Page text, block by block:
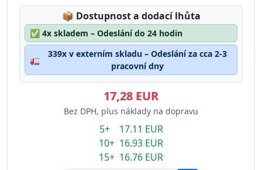
📦 Lagerstatus:
Dostupnost a dodací lhůta
✅ 4x skladem – Odeslání do 24 hodin
🚛
339x v externím skladu – Odeslání za cca 2-3
pracovní dny
17,28 EUR
Bez DPH, plus náklady na dopravu
5+ 17.11 EUR
10+ 16.93 EUR
15+ 16.76 EUR